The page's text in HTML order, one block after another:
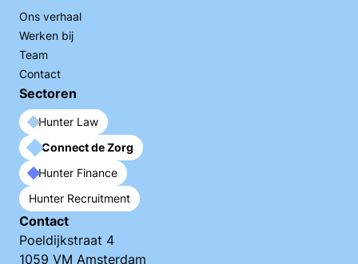
Ons verhaal
Werken bij
Team
Contact
Sectoren
Hunter Law
Connect de Zorg
Hunter Finance
Hunter Recruitment
Contact
Poeldijkstraat 4
1059 VM Amsterdam